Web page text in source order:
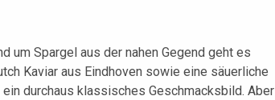
um Spargel aus der nahen Gegend geht es
Kaviar aus Eindhoven sowie eine säuerliche
durchaus klassisches Geschmacksbild. Aber